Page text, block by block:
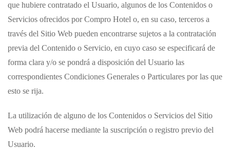
que hubiere contratado el Usuario, algunos de los Contenidos o
Servicios ofrecidos porCompro Hotel o, en su caso, terceros a
través del Sitio Web pueden encontrarse sujetos a la contratación
previa del Contenido o Servicio, en cuyo caso se especificará de
forma clara y/o se pondrá a disposición del Usuario las
correspondientes Condiciones Generales o Particulares por las que
esto se rija.
La utilización de alguno de los Contenidos o Servicios del Sitio
Web podrá hacerse mediante la suscripción o registro previo del
Usuario.